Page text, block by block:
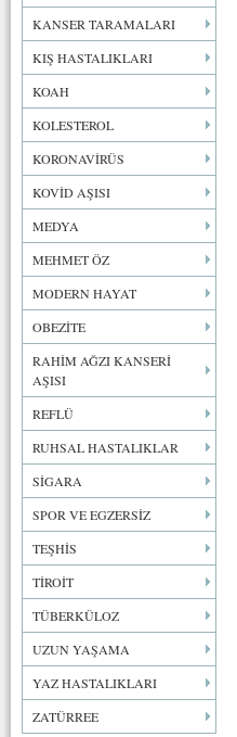
KANSER TARAMALARI
KIŞ HASTALIKLARI
KOAH
KOLESTEROL
KORONAVİRÜS
KOVİD AŞISI
MEDYA
MEHMET ÖZ
MODERN HAYAT
OBEZİTE
RAHİM AĞZI KANSERİ
AŞISI
REFLÜ
RUHSAL HASTALIKLAR
SİGARA
SPOR VE EGZERSİZ
TEŞHİS
TİROİT
TÜBERKÜLOZ
UZUN YAŞAMA
YAZ HASTALIKLARI
ZATÜRREE